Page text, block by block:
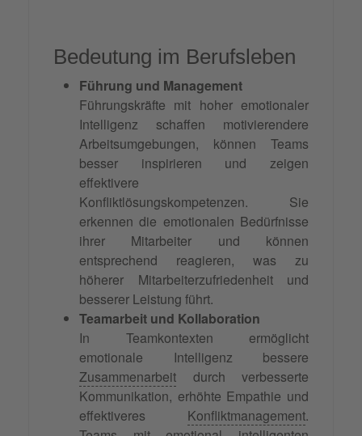
Bedeutung im Berufsleben
Führung und Management
Führungskräfte mit hoher emotionaler
Intelligenz schaffen motivierendere
Arbeitsumgebungen, können Teams
besser inspirieren und zeigen
effektivere
Konfliktlösungskompetenzen. Sie
erkennen die emotionalen Bedürfnisse
ihrer Mitarbeiter und können
entsprechend reagieren, was zu
höherer Mitarbeiterzufriedenheit und
besserer Leistung führt.
Teamarbeit und Kollaboration
In Teamkontexten ermöglicht
emotionale Intelligenz bessere
Zusammenarbeit durch verbesserte
Kommunikation, erhöhte Empathie und
effektiveres Konfliktmanagement.